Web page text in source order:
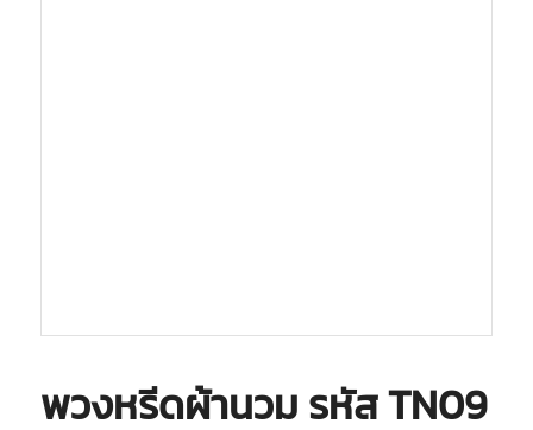
พวงหรีดผ้านวม รหัส TN09